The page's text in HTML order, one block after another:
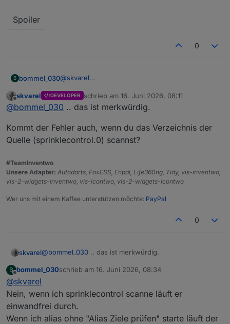
2.) Es gibt es 'Ausnahmen', die man beim Scannen
ausschließen möchte
Wenn man ganze Verzeichnisse ausschließen möchte,
Spoiler
0
B bommel_030@skvarel
schluckauf....
Datenpunkte haben property "state".
Spoiler
Offline
skvarel DEVELOPER schrieb am 16. Juni 2026, 08:11
zuletzt editiert von
@bommel_030 .. das ist merkwürdig.
Kommt der Fehler auch, wenn du das Verzeichnis der
Quelle (sprinklecontrol.0) scannst?
#TeamInventwo
Unsere Adapter: Autodarts, FoxESS, Enpal, Life360ng, Tidy, vis-inventwo,
vis-2-widgets-inventwo, vis-icontwo, vis-2-widgets-icontwo
Wer uns mit einem Kaffee unterstützen möchte: PayPal
0
skvarel@bommel_030 .. das ist merkwürdig.
Kommt der Fehler auch, wenn du das Verzeichnis der
B
Offline
bommel_030schrieb am 16. Juni 2026, 08:34
zuletzt editiert von
@skvarel
Nein, wenn ich sprinklecontrol scanne läuft er
einwandfrei durch.
Wenn ich alias ohne "Alias Ziele prüfen" starte läuft der